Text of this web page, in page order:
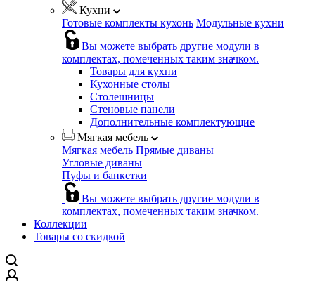
Кухни
Готовые комплекты кухонь Модульные кухни
Вы можете выбрать другие модули в
комплектах, помеченных таким значком.
Товары для кухни
Кухонные столы
Столешницы
Стеновые панели
Дополнительные комплектующие
Мягкая мебель
Мягкая мебель Прямые диваны
Угловые диваны
Пуфы и банкетки
Вы можете выбрать другие модули в
комплектах, помеченных таким значком.
Коллекции
Товары со скидкой